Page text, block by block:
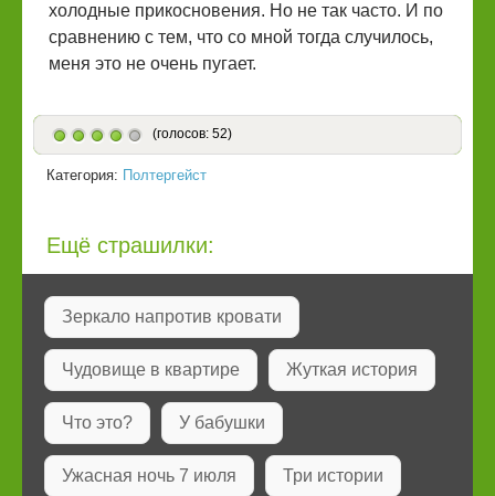
холодные прикосновения. Но не так часто. И по
сравнению с тем, что со мной тогда случилось,
меня это не очень пугает.
(голосов: 52)
Категория: Полтергейст
Ещё страшилки:
Зеркало напротив кровати
Чудовище в квартире Жуткая история
Что это? У бабушки
Ужасная ночь 7 июля Три истории